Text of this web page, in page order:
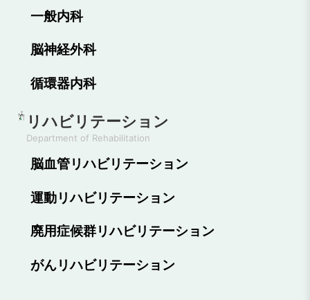
一般内科
脳神経外科
循環器内科
リハビリテーション
Department of Rehabilitation
脳血管リハビリテーション
運動リハビリテーション
廃用症候群リハビリテーション
がんリハビリテーション